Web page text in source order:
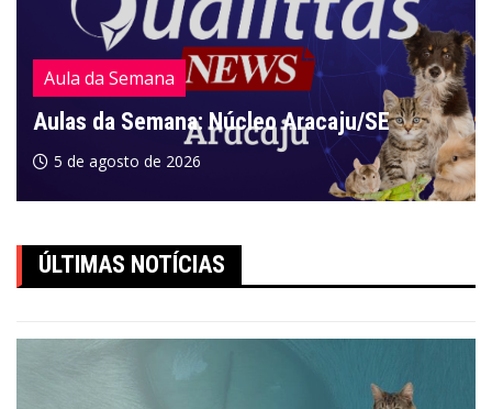
Aula da Semana
Aulas da Semana: Núcleo Aracaju/SE
5 de agosto de 2026
ÚLTIMAS NOTÍCIAS